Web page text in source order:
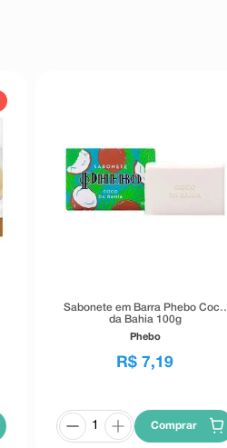
Sabonete em Barra Phebo Coco
da Bahia 100g
Phebo
R$ 7,19
Comprar